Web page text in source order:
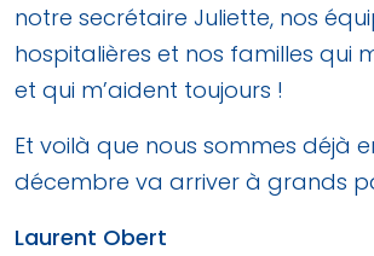
notre secrétaire Juliette, nos
hospitalières et nos familles qui
et qui m’aident toujours !
Et voilà que nous sommes déjà
décembre va arriver à grands
Laurent Obert